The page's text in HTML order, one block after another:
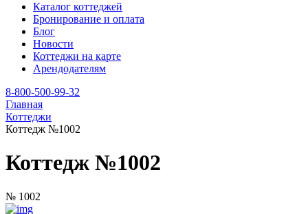
Каталог коттеджей
Бронирование и оплата
Блог
Новости
Коттеджи на карте
Арендодателям
8-800-500-99-32
Главная
Коттеджи
Коттедж №1002
Коттедж №1002
№ 1002